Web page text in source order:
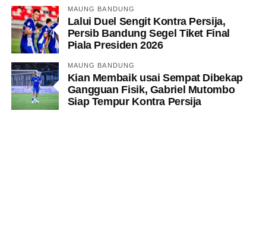
MAUNG BANDUNG
Lalui Duel Sengit Kontra Persija,
Persib Bandung Segel Tiket Final
Piala Presiden 2026
MAUNG BANDUNG
Kian Membaik usai Sempat Dibekap
Gangguan Fisik, Gabriel Mutombo
Siap Tempur Kontra Persija